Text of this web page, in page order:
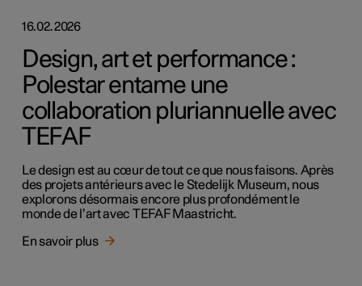
16.02.2026
Design, art et performance :
Polestar entame une
collaboration pluriannuelle avec
TEFAF
Le design est au cœur de tout ce que nous faisons. Après
des projets antérieurs avec le Stedelijk Museum, nous
explorons désormais encore plus profondément le
monde de l’art avec TEFAF Maastricht.
En savoir plus